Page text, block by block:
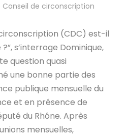
Conseil de circonscription
(CDC) est-il
s’interroge Dominique,
question quasi
une bonne partie des
publique mensuelle du
et en présence de
du Rhône. Après
mensuelles,